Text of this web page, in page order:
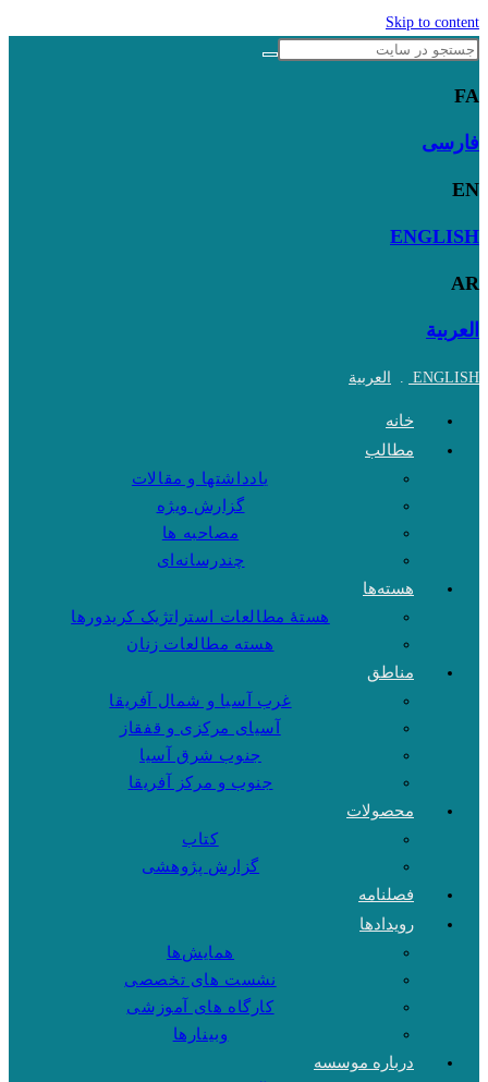
Skip to content
FA
فارسی
EN
ENGLISH
AR
العربية
ENGLISH
. العربية
خانه
مطالب
یادداشتها و مقالات
گزارش ویژه
مصاحبه ها
چندرسانه‌ای
هسته‌ها
هستهٔ مطالعات استراتژیک کریدورها
هسته مطالعات زنان
مناطق
غرب آسیا و شمال آفریقا
آسیای مرکزی و قفقاز
جنوب شرق آسیا
جنوب و مرکز آفریقا
محصولات
کتاب
گزارش پژوهشی
فصلنامه
رویدادها
همایش‌ها
نشست های تخصصی
کارگاه های آموزشی
وبینارها
درباره موسسه